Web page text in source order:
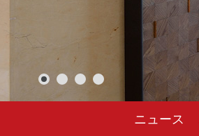
ニュース